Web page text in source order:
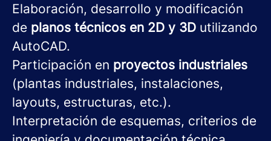
Elaboración, desarrollo y modificación
de planos técnicos en 2D y 3D utilizando
AutoCAD.
Participación en proyectos industriales
(plantas industriales, instalaciones,
layouts, estructuras, etc.).
Interpretación de esquemas, criterios de